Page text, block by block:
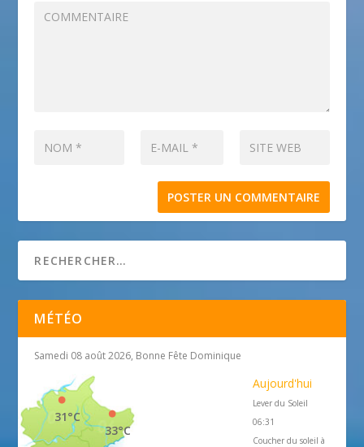
MÉTÉO
Samedi 08 août 2026, Bonne Fête Dominique
33°C
31°C
Aujourd'hui
Lever du Soleil
06:31
Coucher du soleil à